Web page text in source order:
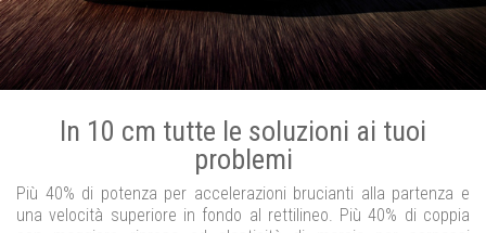
In 10 cm tutte le soluzioni ai tuoi
problemi
Più 40% di potenza per accelerazioni brucianti alla partenza e
una velocità superiore in fondo al rettilineo. Più 40% di coppia